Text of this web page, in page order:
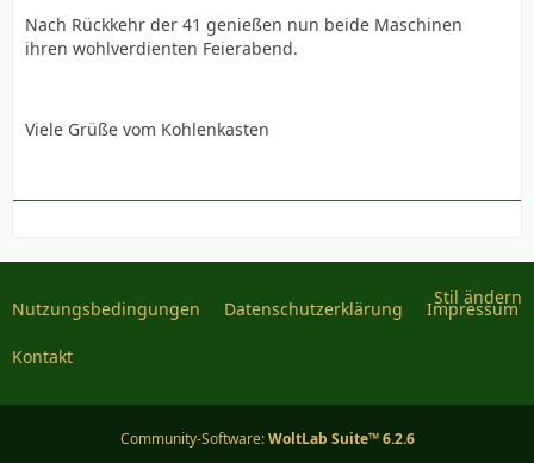
Nach Rückkehr der 41 genießen nun beide Maschinen
ihren wohlverdienten Feierabend.
Viele Grüße vom Kohlenkasten
Stil ändern
Nutzungsbedingungen Datenschutzerklärung Impressum
Kontakt
Community-Software:WoltLab Suite™ 6.2.6